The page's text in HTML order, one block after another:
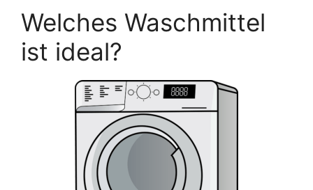
Welches Waschmittel
ist ideal?